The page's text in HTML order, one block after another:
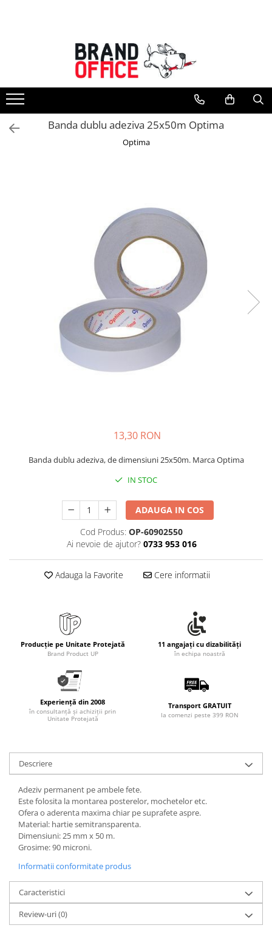
Unitate Protejata - PRODUCTIE
Hartie copiator si produse
tipografice
Produse consumabile din hartie
Detergenti si dezinfectanti
Hartie si articole din hartie
Bibliorafturi, caiete mecanice,
Capsatoare, capse si perforatoare
Caiete si blocnotesuri
Dosare, folii protectie si mape
Accesorii diverse pentru birou
Pixuri metalice
Seturi de scris Premium
Instrumente de scris eco
Creioane mecanice si grafit
Textmarkere
Carioci si creioane colorate
Rezerve instrumente scris
Tavite documente si suporturi
Foarfece pentru birou
Curatenie si igiena
Produse Antibacteriene
Articole pentru bucatarie
Maturi, mopuri si galeti
Hartie igienica, prosoape hartie si
dispensere
Articole pentru rufe, casa,
geamuri, mobila
Articole pentru birou, suprafete,
pardoseli
Intretinere si odorizante masina
Saci de gunoi
Accesorii pentru curatenie
Banda dublu adeziva 25x50m Optima
Optima
13,30 RON
Banda dublu adeziva, de dimensiuni 25x50m. Marca Optima
IN STOC
ADAUGA IN COS
Cod Produs: OP-60902550
Ai nevoie de ajutor? 0733 953 016
Adauga la Favorite Cere informatii
Producție pe Unitate Protejată
Brand Product UP
11 angajați cu dizabilități
în echipa noastră
Experiență din 2008
în consultanță și achiziții prin
Unitate Protejată
Transport GRATUIT
la comenzi peste 399 RON
Descriere
Adeziv permanent pe ambele fete.
Este folosita la montarea posterelor, mochetelor etc.
Ofera o aderenta maxima chiar pe suprafete aspre.
Material: hartie semitransparenta.
Dimensiuni: 25 mm x 50 m.
Grosime: 90 microni.
Informatii conformitate produs
Caracteristici
Review-uri(0)